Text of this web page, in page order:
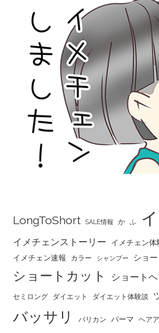
LongToShort SALE情報 か ふ
イメチェンストーリー イメチェン体
イメチェン速報 カラー シャンプー ショー
ショートカット ショート
セミロング ダイエット ダイエット体験談
バッサリ バリカン パーマ ヘア